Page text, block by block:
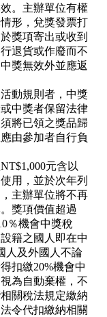
。主辦單位有權
形，兌獎發票打
獎項寄出或收到
退貨或作廢而不
獎無效外並應返
動規則者，中獎
中獎者保留法律
將已領之獎品歸
由參加者自行負
元含以
用，並於次年列
主辦單位將不再
獎項價值超過
％機會中獎稅
籍之國人即在中
人及外國人不論
扣繳20%機會中
為自動棄權，不
關稅法規定繳納
令代扣繳納相關